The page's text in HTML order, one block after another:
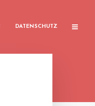
DATENSCHUTZ